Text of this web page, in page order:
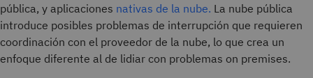
pública, y aplicaciones nativas de la nube. La nube pública
introduce posibles problemas de interrupción que requieren
coordinación con el proveedor de la nube, lo que crea un
enfoque diferente al de lidiar con problemas on premises.